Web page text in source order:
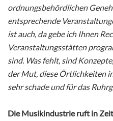
ordnungsbehördlichen
entsprechende
ist auch, da gebe ich Ihnen
Veranstaltungsstätten
sind. Was fehlt, sind
der Mut, diese Örtlichkeiten
sehr schade und für das
Die Musikindustrie ruft in